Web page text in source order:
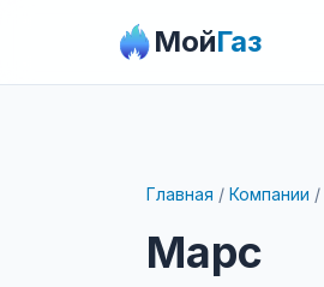
МойГаз
Главная / Компании /
Марс